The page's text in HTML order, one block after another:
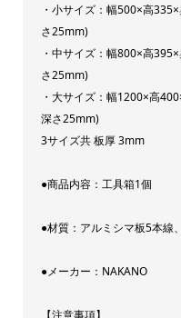
イ
ス
レ
製
本
製
・小サイズ：幅500×高
さ25mm)
・中サイズ：幅800×高
さ25mm)
・大サイズ：幅1200×高
深さ25mm)
3サイズ共 板厚 3mm
●商品内容：工具箱1個
●材質：アルミシマ板5本線
●メーカー：NAKANO
【注意事項】